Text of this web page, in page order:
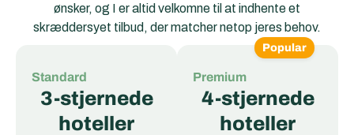
ønsker, og I er altid velkomne til at indhente et
skræddersyet tilbud, der matcher netop jeres behov.
Standard
3-stjernede
hoteller
Premium
4-stjernede
hoteller
Popular